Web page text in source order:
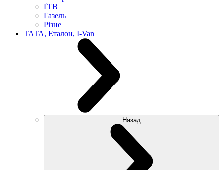
ҐТВ
Газель
Різне
ТАТА, Еталон, I-Van
Назад